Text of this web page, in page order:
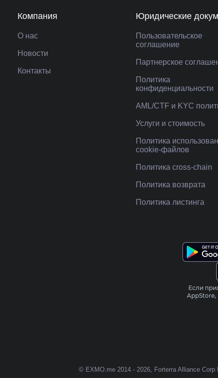
Компания
О нас
Новости
Контакты
Юридические
Пользовательское
соглашение
Партнерское
Политика
конфиденциальности
AML/CTF и KYC
Услуги и стоимость
Политика
cookie-файлов
Политика cross-chain
Политика возврата
Политика листинга
Если
AppStore,
© EXMO.me 2014 - 2026, Forterra Alliance